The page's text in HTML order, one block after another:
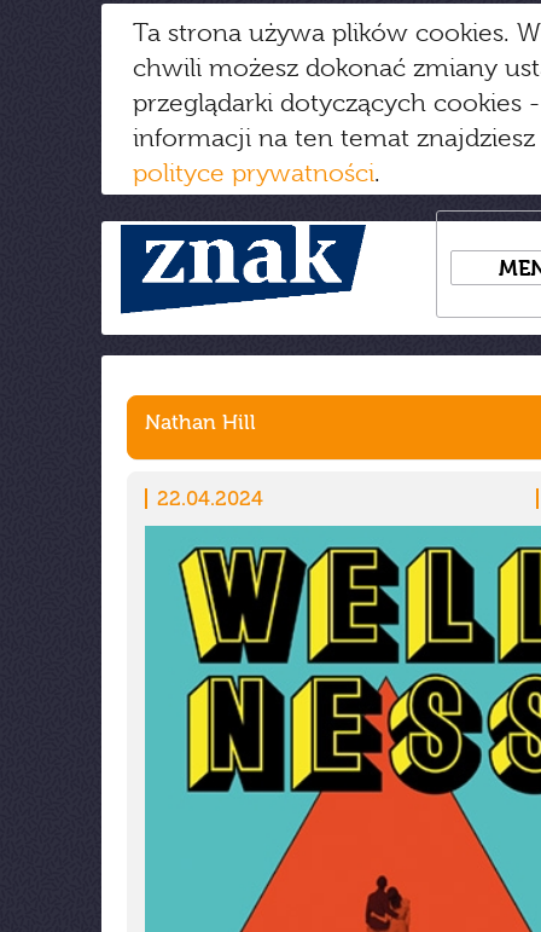
Ta strona używa plików cookies.
chwili możesz dokonać zmiany
przeglądarki dotyczących cookies
informacji na ten temat
polityce prywatności.
Nathan Hill
22.04.2024